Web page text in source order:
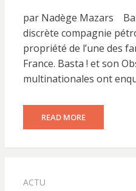
par Nadège Mazars
discrète compagnie
propriété de l’une des
France. Basta ! et son
multinationales ont
READ MORE
ACTU